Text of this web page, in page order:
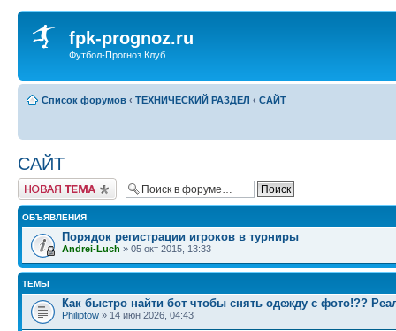
fpk-prognoz.ru
Футбол-Прогноз Клуб
Список форумов ‹ ТЕХНИЧЕСКИЙ РАЗДЕЛ ‹ САЙТ
САЙТ
Новая тема
ОБЪЯВЛЕНИЯ
Порядок регистрации игроков в турниры
Andrei-Luch » 05 окт 2015, 13:33
ТЕМЫ
Как быстро найти бот чтобы снять одежду с фото!??
Philiptow » 14 июн 2026, 04:43